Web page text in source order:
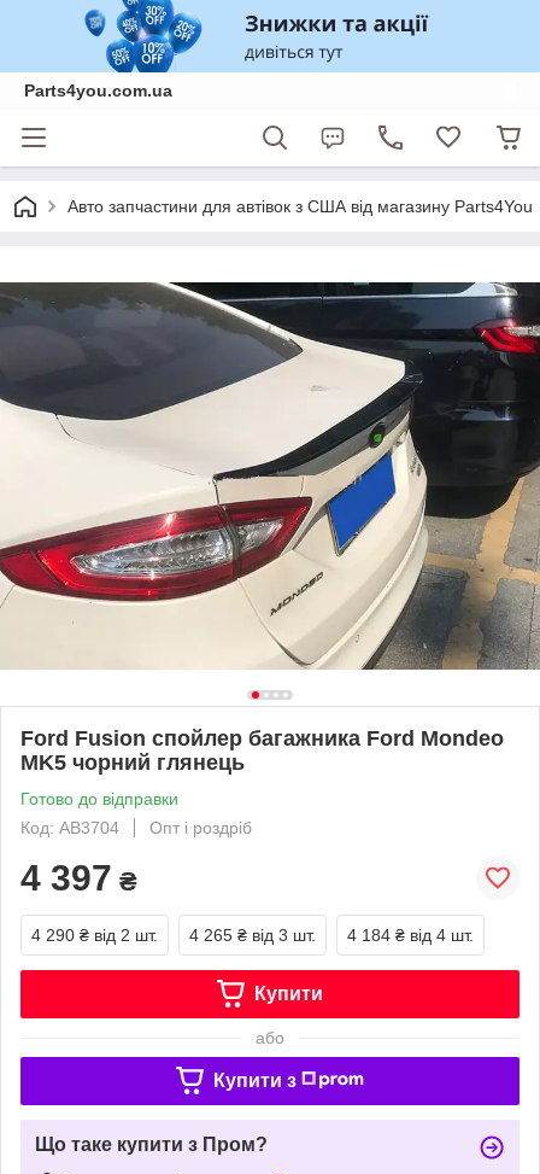
Parts4you.com.ua
Авто запчастини для автівок з США від магазину Parts4You
Ford Fusion спойлер багажника Ford Mondeo
MK5 чорний глянець
Готово до відправки
Код: AB3704
Опт і роздріб
4 397 ₴
4 290 ₴ від 2 шт. 4 265 ₴ від 3 шт. 4 184 ₴ від 4 шт.
Купити
або
Купити з
Що таке купити з Пром?